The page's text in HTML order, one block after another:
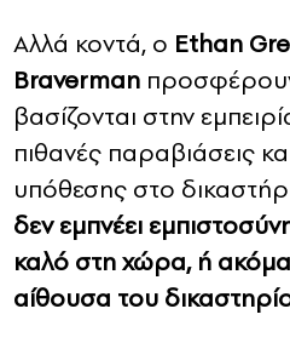
Αλλά κοντά, ο Ethan
Braverman
βασίζονται στην
πιθανές παραβιάσεις
υπόθεσης στο
δεν εμπνέει
καλό στη χώρα, ή
αίθουσα του